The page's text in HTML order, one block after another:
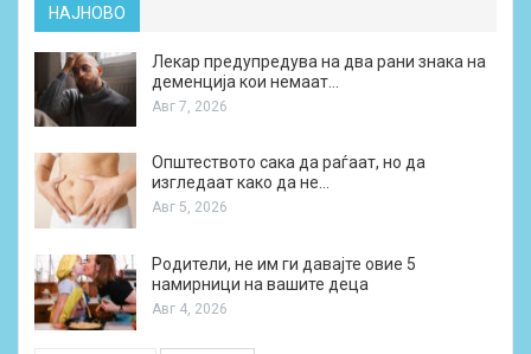
НАЈНОВО
Лекар предупредува на два рани знака на
деменција кои немаат…
Авг 7, 2026
Општеството сака да раѓаат, но да
изгледаат како да не…
Авг 5, 2026
Родители, не им ги давајте овие 5
намирници на вашите деца
Авг 4, 2026